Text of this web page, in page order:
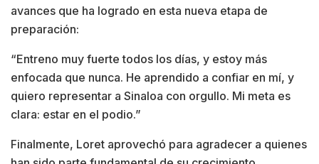
avances que ha logrado en esta nueva etapa de
preparación:
“Entreno muy fuerte todos los días, y estoy más
enfocada que nunca. He aprendido a confiar en mí, y
quiero representar a Sinaloa con orgullo. Mi meta es
clara: estar en el podio.”
Finalmente, Loret aprovechó para agradecer a quienes